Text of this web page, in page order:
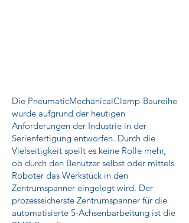
Die PneumaticMechanicalClamp-Baureihe
wurde aufgrund der heutigen
Anforderungen der Industrie in der
Serienfertigung entworfen. Durch die
Vielseitigkeit speilt es keine Rolle mehr,
ob durch den Benutzer selbst oder mittels
Roboter das Werkstück in den
Zentrumspanner eingelegt wird. Der
prozesssicherste Zentrumspanner für die
automatisierte 5-Achsenbarbeitung ist die